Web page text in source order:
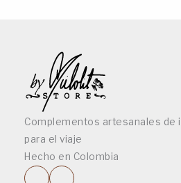
Complementos artesanales de
para el viaje
Hecho en Colombia